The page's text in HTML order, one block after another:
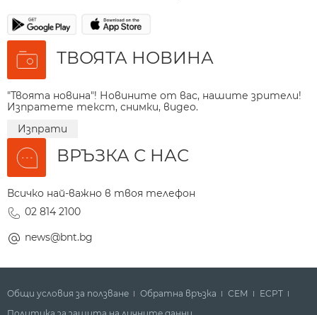
ТВОЯТА НОВИНА
"Твоята новина"! Новините от вас, нашите зрители!
Изпратете текст, снимки, видео.
Изпрати
ВРЪЗКА С НАС
Всичко най-важно в твоя телефон
02 814 2100
news@bnt.bg
Общи условия за ползване Обратна връзка СЕМ
ECPT